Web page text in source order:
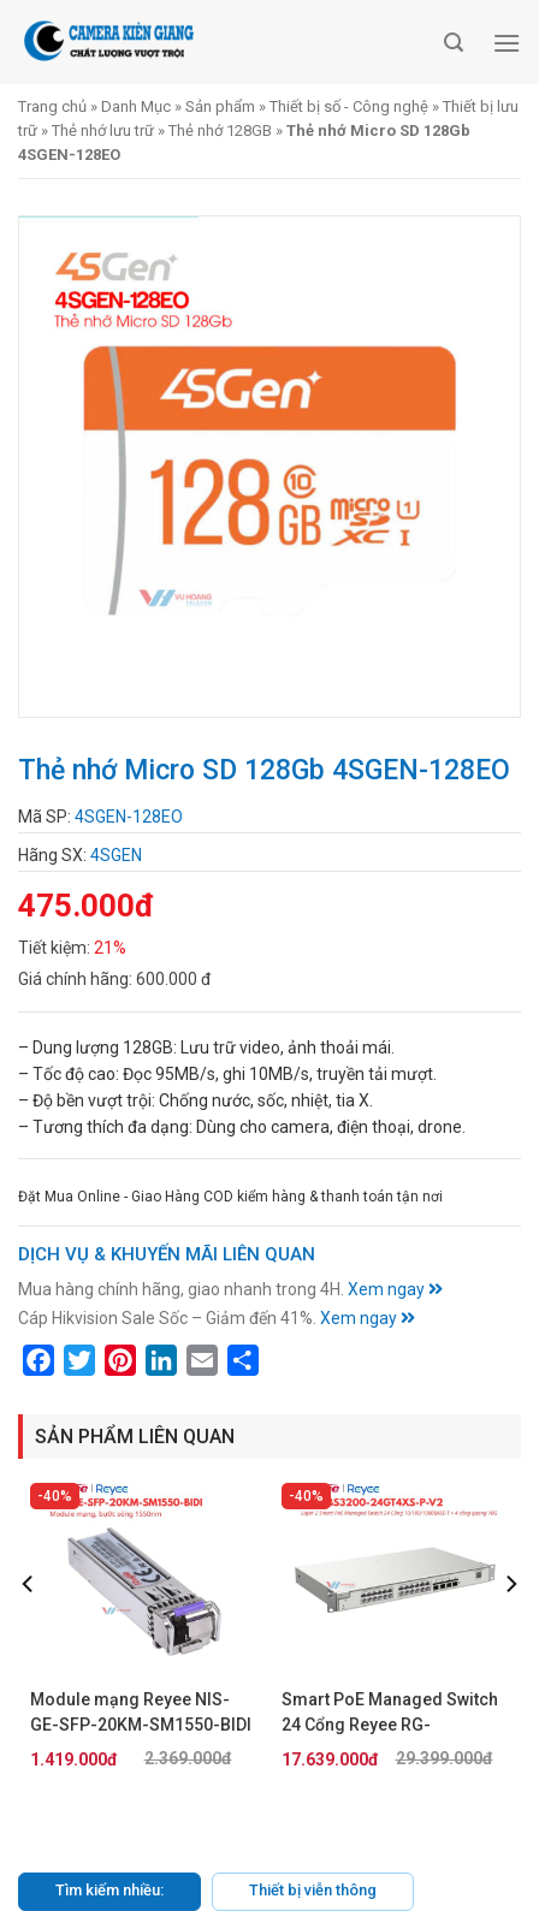
Trang chủ » Danh Mục » Sản phẩm » Thiết bị số - Công nghệ » Thiết bị lưu
trữ » Thẻ nhớ lưu trữ » Thẻ nhớ 128GB » Thẻ nhớ Micro SD 128Gb
4SGEN-128EO
Thẻ nhớ Micro SD 128Gb 4SGEN-128EO
Mã SP: 4SGEN-128EO
Hãng SX: 4SGEN
475.000đ
Tiết kiệm: 21%
Giá chính hãng: 600.000 đ
– Dung lượng 128GB: Lưu trữ video, ảnh thoải mái.
– Tốc độ cao: Đọc 95MB/s, ghi 10MB/s, truyền tải mượt.
– Độ bền vượt trội: Chống nước, sốc, nhiệt, tia X.
– Tương thích đa dạng: Dùng cho camera, điện thoại, drone.
Đặt Mua Online - Giao Hàng COD kiểm hàng & thanh toán tận nơi
DỊCH VỤ & KHUYẾN MÃI LIÊN QUAN
Mua hàng chính hãng, giao nhanh trong 4H. Xem ngay
Cáp Hikvision Sale Sốc – Giảm đến 41%. Xem ngay
FacebookTwitterPinterestLinkedIn
Email
SẢN PHẨM LIÊN QUAN
40%
Module mạng Reyee NIS-
GE-SFP-20KM-SM1550-BIDI
2.369.000đ
1.419.000đ
40%
Smart PoE Managed Switch
24 Cổng Reyee RG-
NBS3200-24GT4XS-P-V2
29.399.000đ
17.639.000đ
Tìm kiếm nhiều: Thiết bị viễn thông